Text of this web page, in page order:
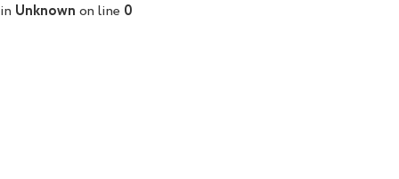
in Unknown on line 0